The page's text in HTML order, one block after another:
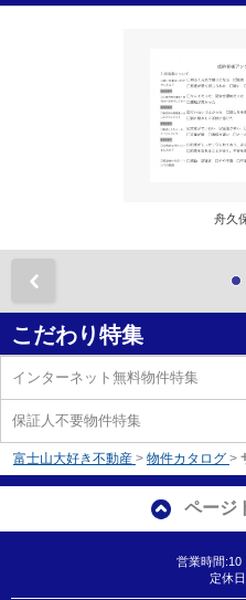
舟久
こだわり特集
インターネット無料物件特集
保証人不要物件特集
富士山大好き不動産 > 物件カタログ >
ページ
営業時間:10
定休